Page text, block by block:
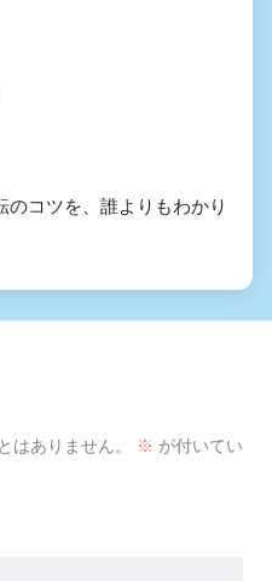
のコツを、誰よりもわかり
はありません。 ※ が付いてい